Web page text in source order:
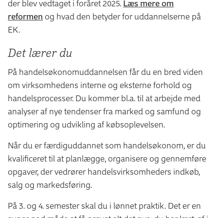
der blev vedtaget i foråret 2025. Læs mere om
reformen og hvad den betyder for uddannelserne på
EK.
Det lærer du
På handelsøkonomuddannelsen får du en bred viden
om virksomhedens interne og eksterne forhold og
handelsprocesser. Du kommer bl.a. til at arbejde med
analyser af nye tendenser fra marked og samfund og
optimering og udvikling af købsoplevelsen.
Når du er færdiguddannet som handelsøkonom, er du
kvalificeret til at planlægge, organisere og gennemføre
opgaver, der vedrører handelsvirksomheders indkøb,
salg og markedsføring.
På 3. og 4. semester skal du i lønnet praktik. Det er en